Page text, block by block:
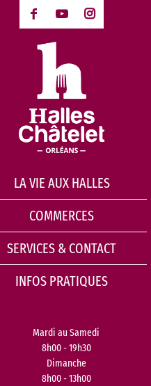
LA VIE AUX HALLES
COMMERCES
SERVICES & CONTACT
INFOS PRATIQUES
Mardi au Samedi
8h00 - 19h30
Dimanche
8h00 - 13h00